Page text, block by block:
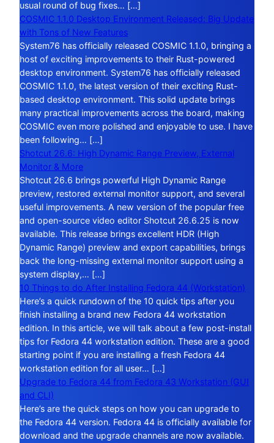
usual round of bug fixes… […]
COSMIC 1.1.0 Desktop Environment Released: Big Update
with Tons of New Features
System76 has officially released COSMIC 1.1.0, bringing a
host of exciting improvements to their Rust-powered
desktop environment. System76 has officially released
COSMIC 1.1.0, the latest version of their exciting Rust-
based desktop environment. This solid update brings
many practical improvements across the board, making
COSMIC even more polished and enjoyable to use. I have
been following… […]
Shotcut 26.6: High Dynamic Range Preview, External
Monitor & More
Shotcut 26.6 brings powerful High Dynamic Range
preview, restored external monitor support, and several
useful improvements. A new version of the popular free
and open-source video editor Shotcut 26.6.25 is now
available. This release brings excellent HDR (High
Dynamic Range) preview and export capabilities, brings
back the long-missing external monitor support using a
system display,… […]
10 Things to do After Installing Fedora 44 (Workstation)
Here’s a quick rundown of the 10 quick tips after you
finish installing a brand new Fedora 44 workstation
edition. In this article, we will talk about a few post-install
tips for Fedora 44 workstation edition. These are a good
starting point if you are installing a fresh Fedora 44
workstation edition for all user… […]
Upgrade to Fedora 44 from Fedora 43 Workstation (GUI
and CLI)
Here’s are the quick steps on how you can upgrade to
the Fedora 44 version. Fedora 44 is officially available for
download and the upgrade channels are now available.